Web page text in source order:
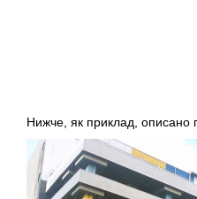
Нижче, як приклад, описано